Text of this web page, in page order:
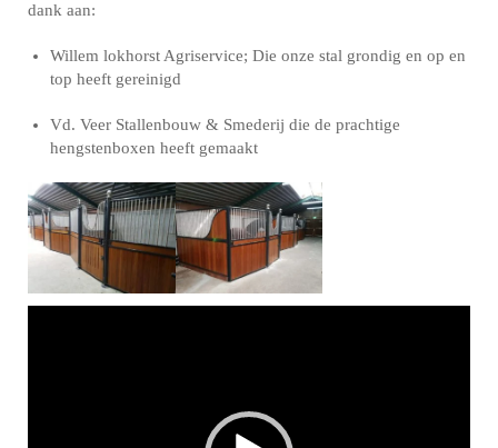
dank aan:
Willem lokhorst Agriservice; Die onze stal grondig en op en
top heeft gereinigd
Vd. Veer Stallenbouw & Smederij die de prachtige
hengstenboxen heeft gemaakt